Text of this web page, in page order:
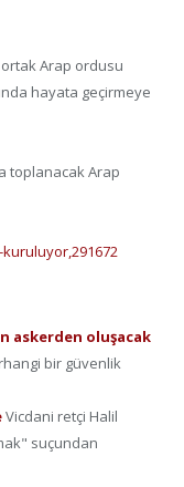
ortak Arap ordusu
hayata geçirmeye
toplanacak Arap
askerden oluşacak
bir güvenlik
Vicdani retçi Halil
suçundan